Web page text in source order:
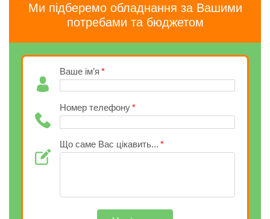
Ми підберемо обладнання за Вашими
потребами та бюджетом
Ваше ім’я
Номер телефону
Що саме Вас цікавить...